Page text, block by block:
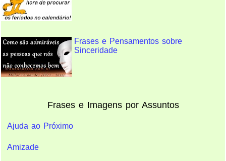
Frases e Pensamentos sobre
Sinceridade
Frases e Imagens por Assuntos
Ajuda ao Próximo
Amizade